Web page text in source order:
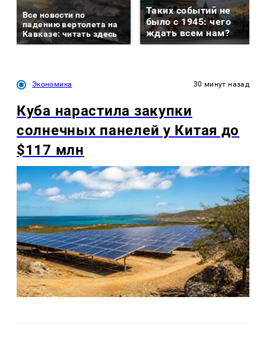
Все новости по
падению вертолета на
Кавказе: читать здесь
Таких событий не
было с 1945: чего
ждать всем нам?
Экономика 30 минут назад
Куба нарастила закупки
солнечных панелей у Китая до
$117 млн